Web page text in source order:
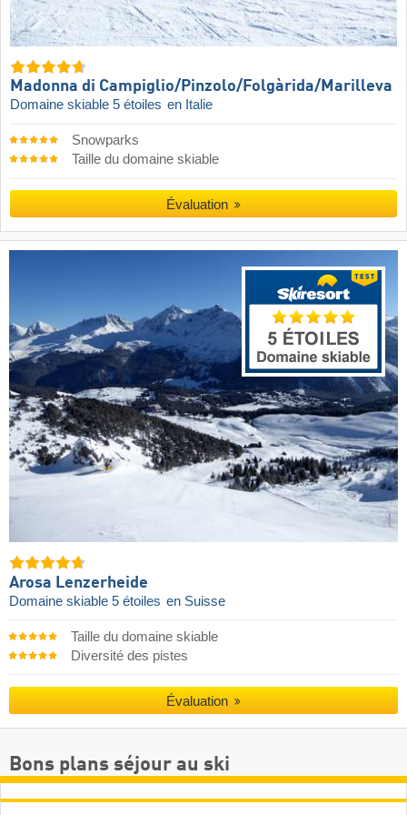
Madonna di Campiglio/​Pinzolo/​Folgàrida/​Marilleva
Domaine skiable 5 étoiles en Italie
Snowparks
Taille du domaine skiable
Évaluation
Arosa Lenzerheide
Domaine skiable 5 étoiles en Suisse
Taille du domaine skiable
Diversité des pistes
Évaluation
Bons plans séjour au ski